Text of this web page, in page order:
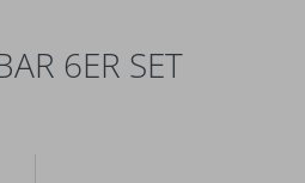
6ER SET